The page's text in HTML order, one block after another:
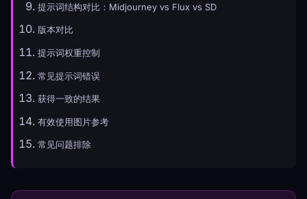
提示词结构对比：Midjourney vs Flux vs SD
版本对比
提示词权重控制
常见提示词错误
获得一致的结果
有效使用图片参考
常见问题排除